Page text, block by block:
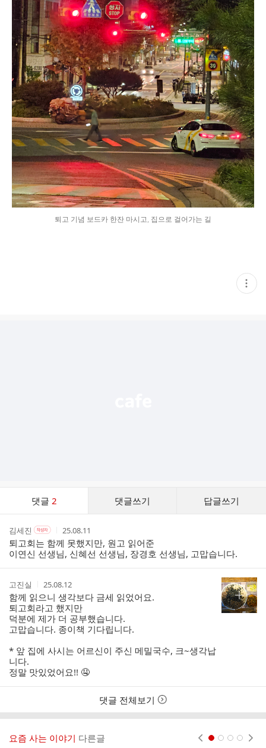
퇴고 기념 보드카 한잔 마시고, 집으로 걸어가는 길
현
재
댓글 2 댓글쓰기 답글쓰기
트
작
성
자
김세진 작
성
자
본
인
작
성
자
작
성
시
간
25.08.11
퇴고회는 함께 못했지만, 원고 읽어준
이연신 선생님, 신혜선 선생님, 장경호 선생님, 고맙습니다.
작
성
자
고진실
작
성
시
간
25.08.12
함께 읽으니 생각보다 금세 읽었어요.
퇴고회라고 했지만
덕분에 제가 더 공부했습니다.
고맙습니다. 종이책 기다립니다.
* 앞 집에 사시는 어르신이 주신 메밀국수, 크~생각납
니다.
정말 맛있었어요!! 🤤
댓글 전체보기
요즘 사는 이야기 다른글